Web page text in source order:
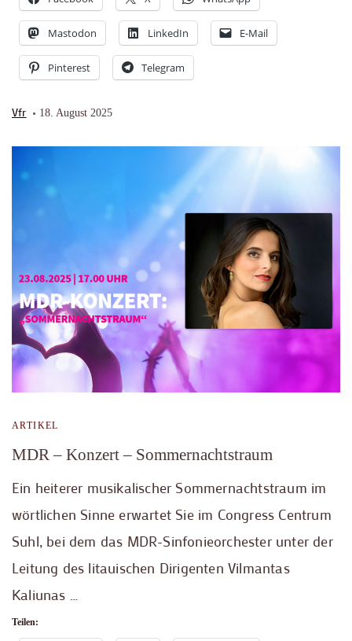
Mastodon LinkedIn E-Mail
Pinterest Telegram
Vfr 18. August 2025
ARTIKEL
MDR – Konzert – Sommernachtstraum
Ein heiterer musikalischer Sommernachtstraum im
wörtlichen Sinne erwartet Sie im Congress Centrum
Suhl, bei dem das MDR-Sinfonieorchester unter der
Leitung des litauischen Dirigenten Vilmantas
Kaliunas …
Teilen: